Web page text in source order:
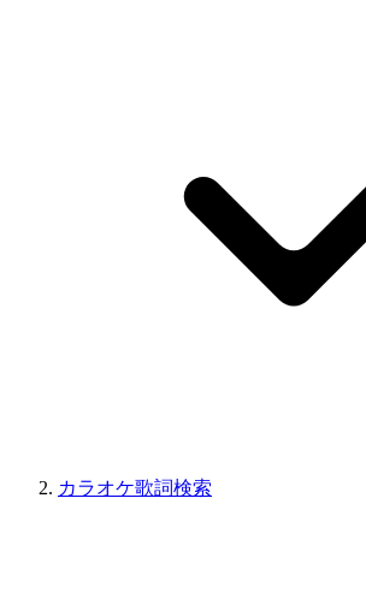
カラオケ歌詞検索